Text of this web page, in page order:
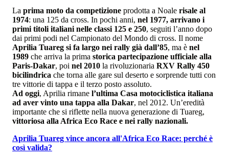
La prima moto da competizione prodotta a Noale risale al
1974: una 125 da cross. In pochi anni, nel 1977, arrivano i
primi titoli italiani nelle classi 125 e 250, seguiti l’anno dopo
dai primi podi nel Campionato del Mondo di cross. Il nome
Aprilia Tuareg si fa largo nei rally già dall’85, ma è nel
1989 che arriva la prima storica partecipazione ufficiale alla
Paris-Dakar, poi nel 2010 la rivoluzionaria RXV Rally 450
bicilindrica che torna alle gare sul deserto e sorprende tutti con
tre vittorie di tappa e il terzo posto assoluto.
Ad oggi, Aprilia rimane l’ultima Casa motociclistica italiana
ad aver vinto una tappa alla Dakar, nel 2012. Un’eredità
importante che si riflette nella nuova generazione di Tuareg,
vittoriosa alla Africa Eco Race e nei rally nazionali.
Aprilia Tuareg vince ancora all'Africa Eco Race: perché è
così valida?